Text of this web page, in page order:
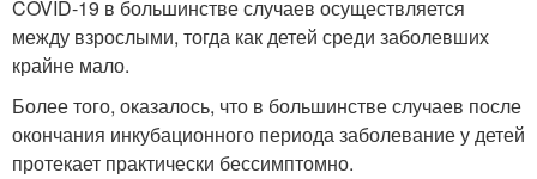
COVID-19 в большинстве случаев осуществляется
между взрослыми, тогда как детей среди заболевших
крайне мало.
Более того, оказалось, что в большинстве случаев после
окончания инкубационного периода заболевание у детей
протекает практически бессимптомно.